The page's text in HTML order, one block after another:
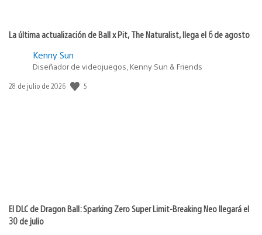
La última actualización de Ball x Pit, The Naturalist, llega el 6 de agosto
Kenny Sun
Diseñador de videojuegos, Kenny Sun & Friends
Fecha
28 de julio de 2026 5
El DLC de Dragon Ball: Sparking Zero Super Limit-Breaking Neo llegará el
30 de julio